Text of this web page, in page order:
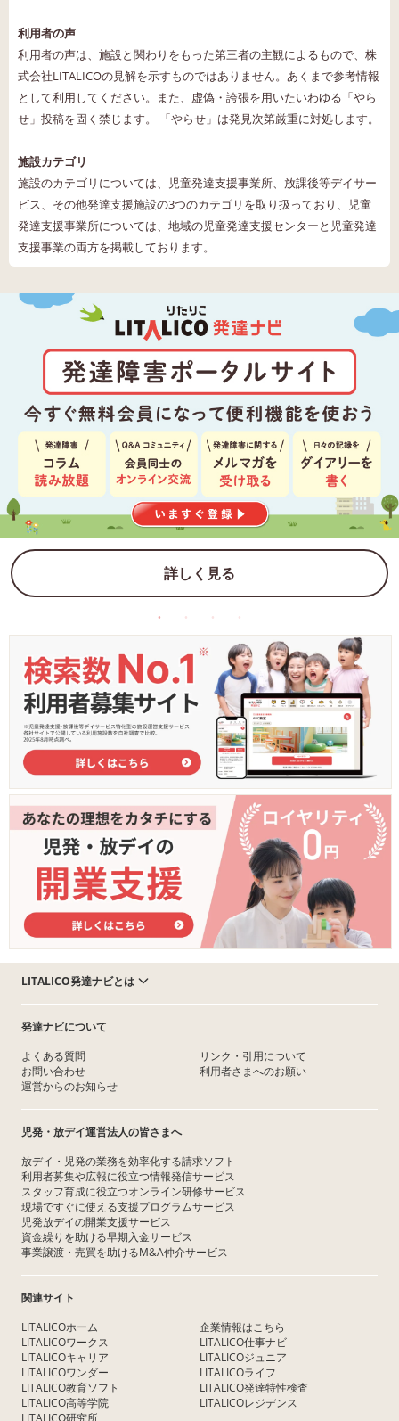
利用者の声
利用者の声は、施設と関わりをもった第三者の主観によるもので、株
式会社LITALICOの見解を示すものではありません。あくまで参考情報
として利用してください。また、虚偽・誇張を用いたいわゆる「やら
せ」投稿を固く禁じます。 「やらせ」は発見次第厳重に対処します。
施設カテゴリ
施設のカテゴリについては、児童発達支援事業所、放課後等デイサー
ビス、その他発達支援施設の3つのカテゴリを取り扱っており、児童
発達支援事業所については、地域の児童発達支援センターと児童発達
支援事業の両方を掲載しております。
詳しく見る
LITALICO発達ナビとは
発達ナビについて
よくある質問
お問い合わせ
運営からのお知らせ
リンク・引用について
利用者さまへのお願い
児発・放デイ運営法人の皆さまへ
放デイ・児発の業務を効率化する請求ソフト
利用者募集や広報に役立つ情報発信サービス
スタッフ育成に役立つオンライン研修サービス
現場ですぐに使える支援プログラムサービス
児発放デイの開業支援サービス
資金繰りを助ける早期入金サービス
事業譲渡・売買を助けるM&A仲介サービス
関連サイト
LITALICOホーム
LITALICOワークス
LITALICOキャリア
LITALICOワンダー
LITALICO教育ソフト
LITALICO高等学院
企業情報はこちら
LITALICO仕事ナビ
LITALICOジュニア
LITALICOライフ
LITALICO発達特性検査
LITALICOレジデンス